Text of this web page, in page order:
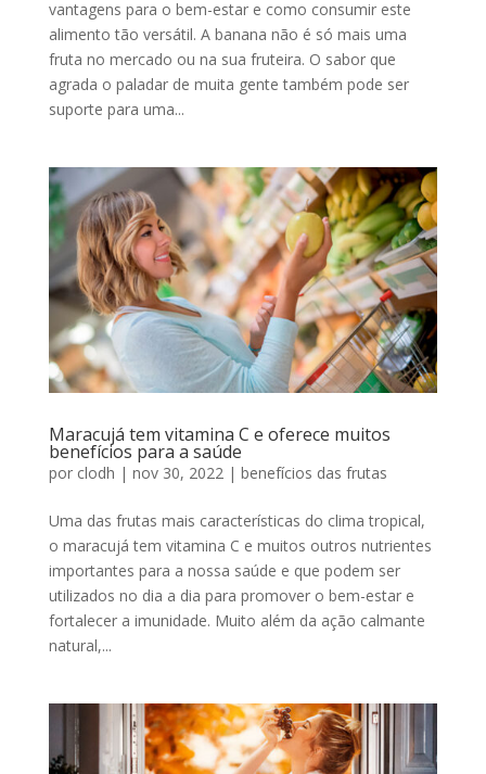
vantagens para o bem-estar e como consumir este
alimento tão versátil. A banana não é só mais uma
fruta no mercado ou na sua fruteira. O sabor que
agrada o paladar de muita gente também pode ser
suporte para uma...
Maracujá tem vitamina C e oferece muitos
benefícios para a saúde
por clodh | nov 30, 2022| benefícios das frutas
Uma das frutas mais características do clima tropical,
o maracujá tem vitamina C e muitos outros nutrientes
importantes para a nossa saúde e que podem ser
utilizados no dia a dia para promover o bem-estar e
fortalecer a imunidade. Muito além da ação calmante
natural,...